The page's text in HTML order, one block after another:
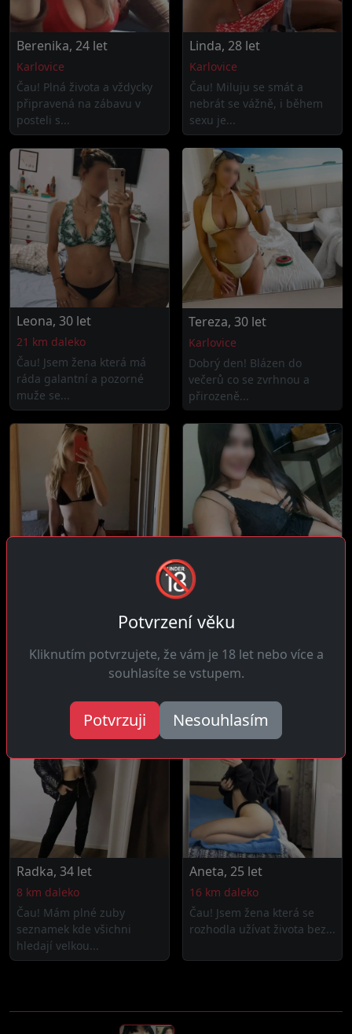
Berenika, 24 let
Karlovice
Čau! Plná života a vždycky
připravená na zábavu v
posteli s...
Linda, 28 let
Karlovice
Čau! Miluju se smát a
nebrát se vážně, i během
sexu je...
Leona, 30 let
21 km daleko
Čau! Jsem žena která má
ráda galantní a pozorné
muže se...
Tereza, 30 let
Karlovice
Dobrý den! Blázen do
večerů co se zvrhnou a
přirozeně...
kde ztrácíme pojem času
Kateřina, 24 let
18 km daleko
dávám na čas, v posteli i
při...
Radka, 34 let
8 km daleko
Čau! Mám plné zuby
seznamek kde všichni
hledají velkou...
Aneta, 25 let
16 km daleko
Čau! Jsem žena která se
rozhodla užívat života bez...
🔞
Potvrzení věku
Kliknutím potvrzujete, že vám je 18 let nebo více a
souhlasíte se vstupem.
Potvrzuji Nesouhlasím